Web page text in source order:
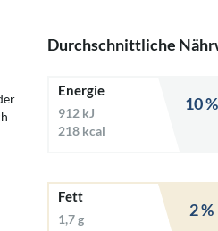
Durchschnittliche
Energie
912 kJ
218 kcal
10 %
Fett
1,7 g 2 %